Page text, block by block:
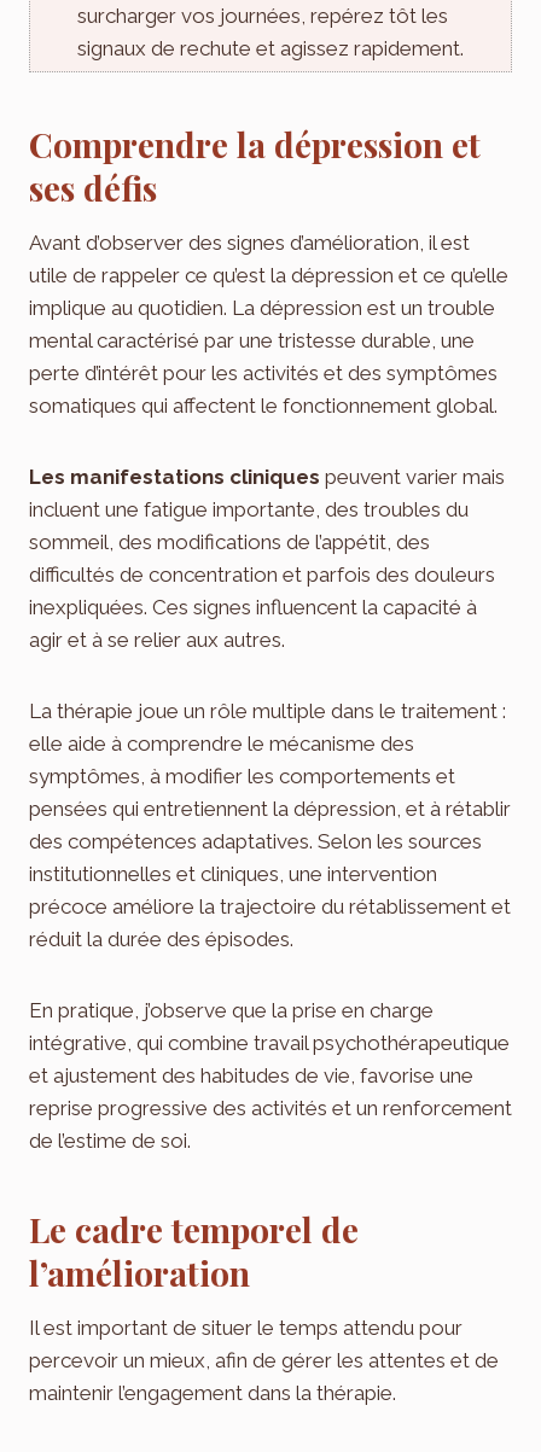
surcharger vos journées, repérez tôt les
signaux de rechute et agissez rapidement.
Comprendre la dépression et
ses défis
Avant d’observer des signes d’amélioration, il est
utile de rappeler ce qu’est la dépression et ce qu’elle
implique au quotidien. La dépression est un trouble
mental caractérisé par une tristesse durable, une
perte d’intérêt pour les activités et des symptômes
somatiques qui affectent le fonctionnement global.
Les manifestations cliniques peuvent varier mais
incluent une fatigue importante, des troubles du
sommeil, des modifications de l’appétit, des
difficultés de concentration et parfois des douleurs
inexpliquées. Ces signes influencent la capacité à
agir et à se relier aux autres.
La thérapie joue un rôle multiple dans le traitement :
elle aide à comprendre le mécanisme des
symptômes, à modifier les comportements et
pensées qui entretiennent la dépression, et à rétablir
des compétences adaptatives. Selon les sources
institutionnelles et cliniques, une intervention
précoce améliore la trajectoire du rétablissement et
réduit la durée des épisodes.
En pratique, j’observe que la prise en charge
intégrative, qui combine travail psychothérapeutique
et ajustement des habitudes de vie, favorise une
reprise progressive des activités et un renforcement
de l’estime de soi.
Le cadre temporel de
l’amélioration
Il est important de situer le temps attendu pour
percevoir un mieux, afin de gérer les attentes et de
maintenir l’engagement dans la thérapie.